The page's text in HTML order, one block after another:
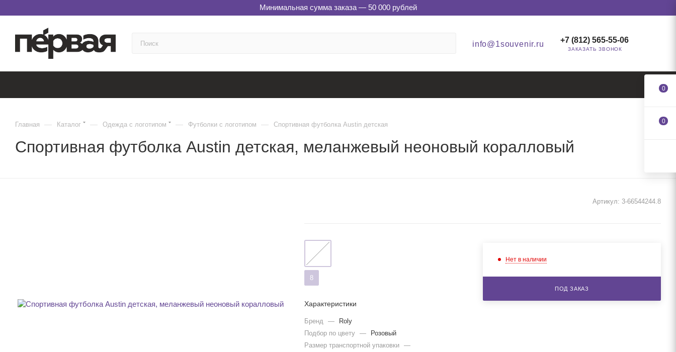
Минимальная сумма заказа — 50 000 рублей
info@1souvenir.ru +7 (812) 565-55-06
ЗАКАЗАТЬ ЗВОНОК
Главная — Каталог — Одежда с логотипом — Футболки с логотипом — Спортивная футболка Austin детская
Спортивная футболка Austin детская, меланжевый неоновый коралловый
Артикул: 3-66544244.8
8
Характеристики
Бренд —
Roly
Подбор по цвету
—
Розовый
Размер транспортной упаковки
—
Нет в наличии
ПОД ЗАКАЗ
0
0